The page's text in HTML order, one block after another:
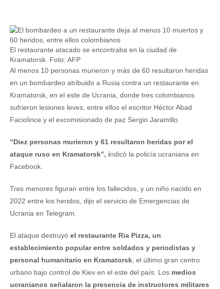
El restaurante atacado se encontraba en la ciudad de
Kramatorsk. Foto: AFP
Al menos 10 personas murieron y más de 60 resultaron heridas
en un bombardeo atribuido a Rusia contra un restaurante en
Kramatorsk, en el este de Ucrania, donde tres colombianos
sufrieron lesiones leves, entre ellos el escritor Héctor Abad
Faciolince y el excomisionado de paz Sergio Jaramillo.
“Diez personas murieron y 61 resultaron heridas por el
ataque ruso en Kramatorsk”, indicó la policía ucraniana en
Facebook.
Tres menores figuran entre los fallecidos, y un niño nacido en
2022 entre los heridos, dijo el servicio de Emergencias de
Ucrania en Telegram.
El ataque destruyó el restaurante Ria Pizza, un
establecimiento popular entre soldados y periodistas y
personal humanitario en Kramatorsk , el último gran centro
urbano bajo control de Kiev en el este del país. Los medios
ucranianos señalaron la presencia de instructores militares